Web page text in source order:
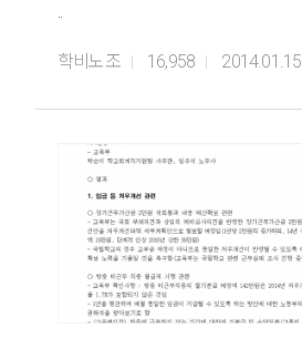
학비노조 16,958 2014.01.15